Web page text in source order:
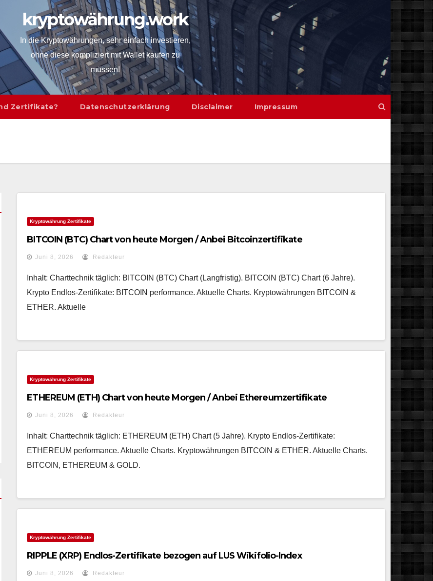
kryptowährung.work
In die Kryptowährungen, sehr einfach investieren,
ohne diese kompliziert mit Wallet kaufen zu
müssen!
Zertifikate? Datenschutzerklärung Disclaimer Impressum
Kryptowährung Zertifikate
BITCOIN (BTC) Chart von heute Morgen / Anbei Bitcoinzertifikate
Juni 8, 2026 Redakteur
Inhalt: Charttechnik täglich: BITCOIN (BTC) Chart (Langfristig). BITCOIN (BTC) Chart (6 Jahre).
Krypto Endlos-Zertifikate: BITCOIN performance. Aktuelle Charts. Kryptowährungen BITCOIN &
ETHER. Aktuelle
Kryptowährung Zertifikate
ETHEREUM (ETH) Chart von heute Morgen / Anbei Ethereumzertifikate
Juni 8, 2026 Redakteur
Inhalt: Charttechnik täglich: ETHEREUM (ETH) Chart (5 Jahre). Krypto Endlos-Zertifikate:
ETHEREUM performance. Aktuelle Charts. Kryptowährungen BITCOIN & ETHER. Aktuelle Charts.
BITCOIN, ETHEREUM & GOLD.
Kryptowährung Zertifikate
RIPPLE (XRP) Endlos-Zertifikate bezogen auf LUS Wikifolio-Index
Juni 8, 2026 Redakteur